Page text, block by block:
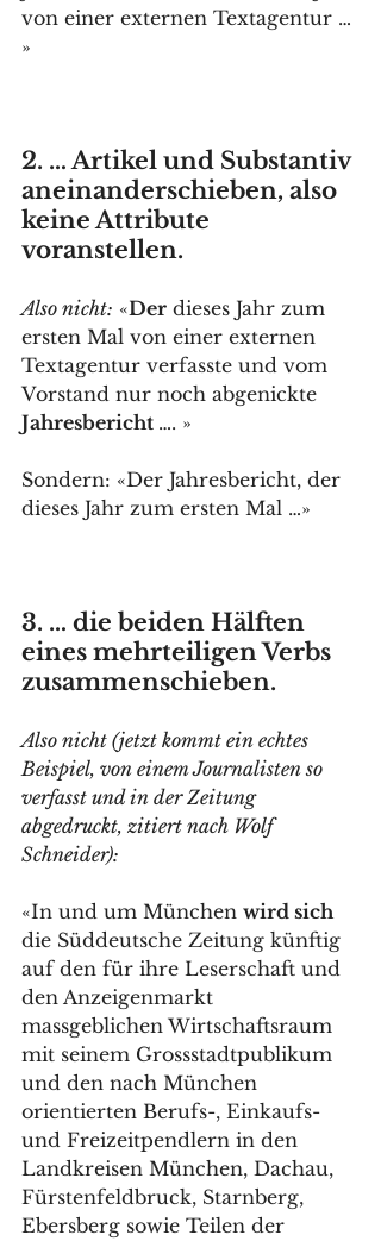
von einer externen Textagentur …
»
2. … Artikel und Substantiv
aneinanderschieben, also
keine Attribute
voranstellen.
Also nicht: «Der dieses Jahr zum
ersten Mal von einer externen
Textagentur verfasste und vom
Vorstand nur noch abgenickte
Jahresbericht …. »
Sondern: «Der Jahresbericht, der
dieses Jahr zum ersten Mal …»
3. … die beiden Hälften
eines mehrteiligen Verbs
zusammenschieben.
Also nicht (jetzt kommt ein echtes
Beispiel, von einem Journalisten so
verfasst und in der Zeitung
abgedruckt, zitiert nach Wolf
Schneider):
«In und um München wird sich
die Süddeutsche Zeitung künftig
auf den für ihre Leserschaft und
den Anzeigenmarkt
massgeblichen Wirtschaftsraum
mit seinem Grossstadtpublikum
und den nach München
orientierten Berufs-, Einkaufs-
und Freizeitpendlern in den
Landkreisen München, Dachau,
Fürstenfeldbruck, Starnberg,
Ebersberg sowie Teilen der